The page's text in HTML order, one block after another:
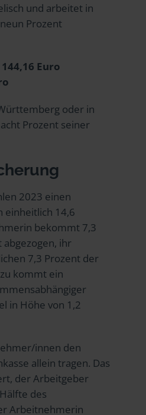
und arbeitet in
Prozent
Euro
oder in
Prozent seiner
2023 einen
einheitlich 14,6
bekommt 7,3
ihr
7,3 Prozent der
kommt ein
in Höhe von 1,2
innen den
allein tragen. Das
der Arbeitgeber
des
Arbeitnehmerin